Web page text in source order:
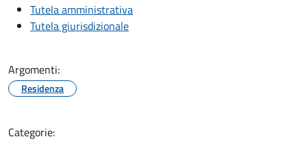
Tutela amministrativa
Tutela giurisdizionale
Argomenti:
Residenza
Categorie: